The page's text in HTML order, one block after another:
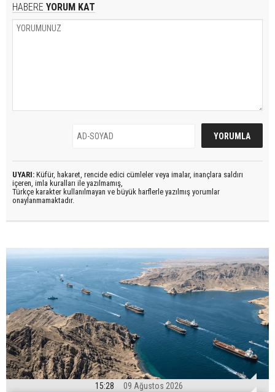
HABERE YORUM KAT
UYARI: Küfür, hakaret, rencide edici cümleler veya imalar, inançlara saldırı
içeren, imla kuralları ile yazılmamış,
Türkçe karakter kullanılmayan ve büyük harflerle yazılmış yorumlar
onaylanmamaktadır.
15:28 09 Ağustos 2026